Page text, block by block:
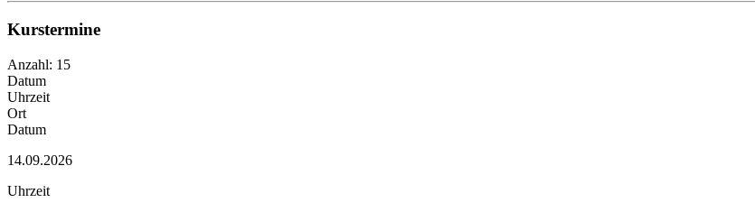
Kurstermine
Anzahl: 15
Datum
Uhrzeit
Ort
Datum
14.09.2026
Uhrzeit